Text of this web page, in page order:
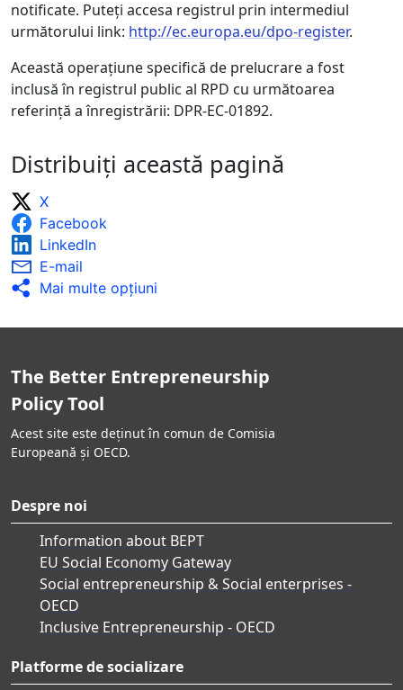
notificate. Puteți accesa registrul prin intermediul
următorului link: http://ec.europa.eu/dpo-register.
Această operațiune specifică de prelucrare a fost
inclusă în registrul public al RPD cu următoarea
referință a înregistrării: DPR-EC-01892.
Distribuiți această pagină
X
Facebook
LinkedIn
E-mail
Mai multe opţiuni
The Better Entrepreneurship
Policy Tool
Acest site este deținut în comun de Comisia
Europeană și OECD.
Despre noi
Information about BEPT
EU Social Economy Gateway
Social entrepreneurship & Social enterprises -
OECD
Inclusive Entrepreneurship - OECD
Platforme de socializare